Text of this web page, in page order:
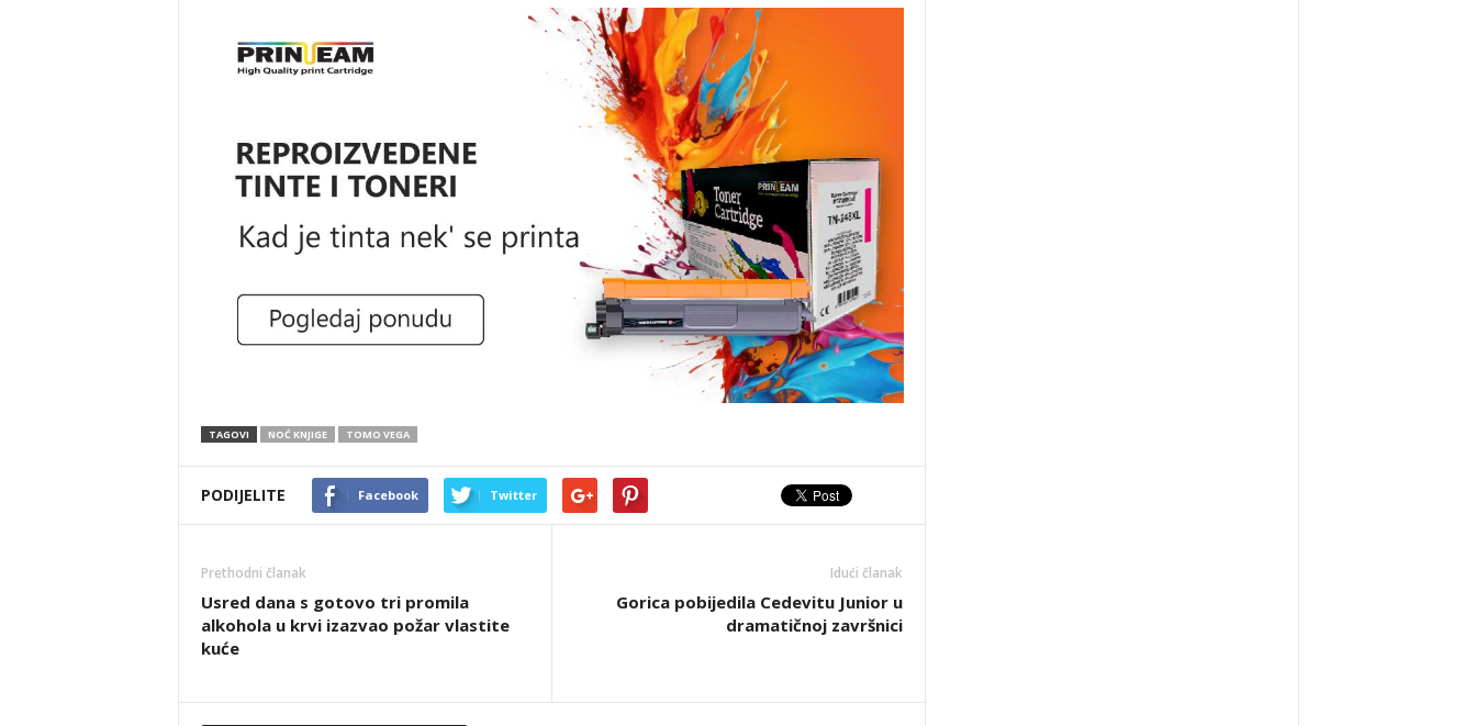
TAGOVI NOĆ KNJIGE TOMO VEGA
PODIJELITE Facebook Twitter
Prethodni članak
Usred dana s gotovo tri promila
alkohola u krvi izazvao požar vlastite
kuće
Idući članak
Gorica pobijedila Cedevitu Junior u
dramatičnoj završnici